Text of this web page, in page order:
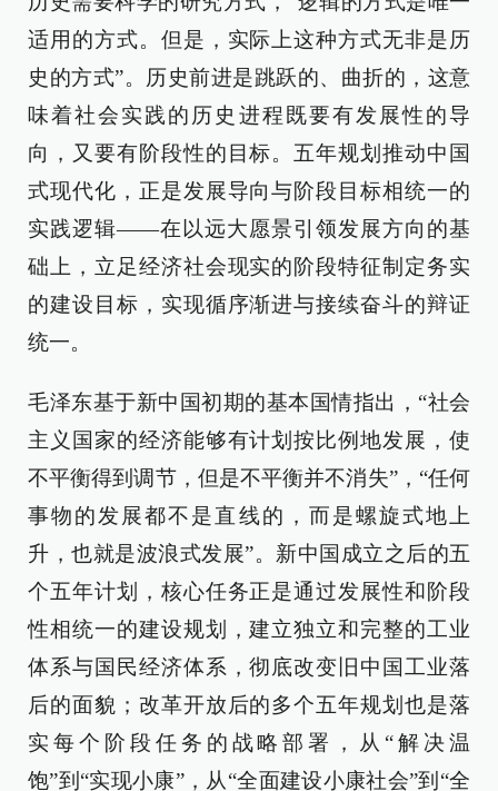
适用的方式。但是，实际上这种方式无非是历
史的方式”。历史前进是跳跃的、曲折的，这意
味着社会实践的历史进程既要有发展性的导
向，又要有阶段性的目标。五年规划推动中国
式现代化，正是发展导向与阶段目标相统一的
实践逻辑——在以远大愿景引领发展方向的基
础上，立足经济社会现实的阶段特征制定务实
的建设目标，实现循序渐进与接续奋斗的辩证
统一。
毛泽东基于新中国初期的基本国情指出，“社会
主义国家的经济能够有计划按比例地发展，使
不平衡得到调节，但是不平衡并不消失”，“任何
事物的发展都不是直线的，而是螺旋式地上
升，也就是波浪式发展”。新中国成立之后的五
个五年计划，核心任务正是通过发展性和阶段
性相统一的建设规划，建立独立和完整的工业
体系与国民经济体系，彻底改变旧中国工业落
后的面貌；改革开放后的多个五年规划也是落
实每个阶段任务的战略部署，从“解决温
饱”到“实现小康”，从“全面建设小康社会”到“全